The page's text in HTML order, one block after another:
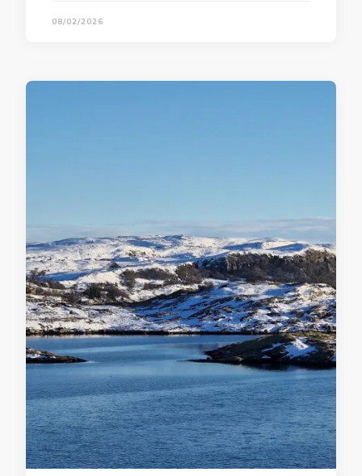
08/02/2026